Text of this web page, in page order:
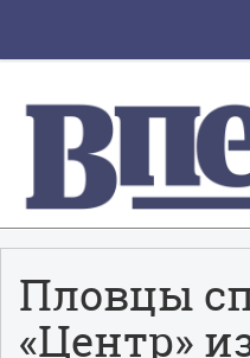
Пловцы
«Центр»